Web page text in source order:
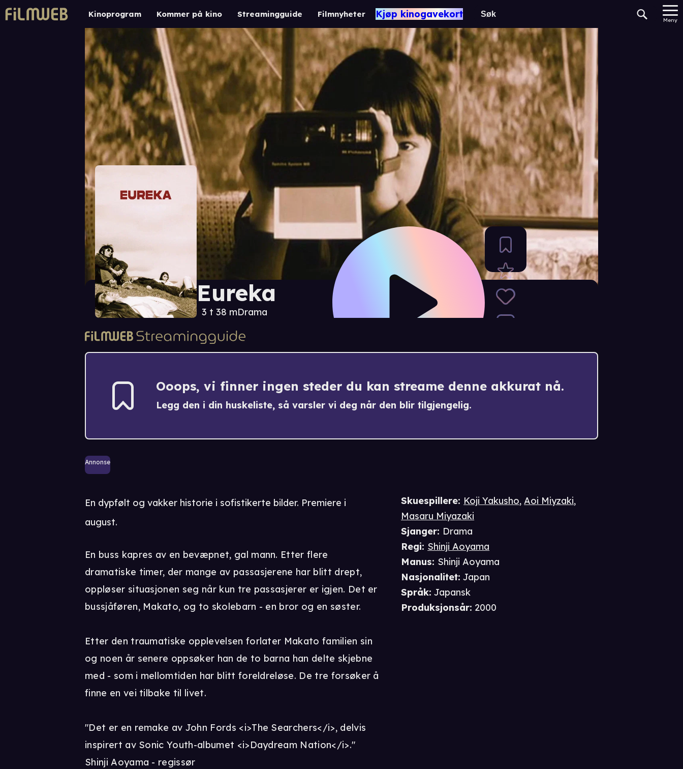
Kinoprogram Kommer på kino Streamingguide Filmnyheter Kjøp kinogavekort
Meny
Eureka
3 t 38 mDrama
Ooops, vi finner ingen steder du kan streame denne akkurat nå.
Legg den i din huskeliste, så varsler vi deg når den blir tilgjengelig.
Annonse
Skuespillere: Koji Yakusho,Aoi Miyzaki,
Masaru Miyazaki
Sjanger: Drama
Regi: Shinji Aoyama
Manus: Shinji Aoyama
Nasjonalitet: Japan
Språk: Japansk
Produksjonsår: 2000
En dypfølt og vakker historie i sofistikerte bilder. Premiere i
august.
En buss kapres av en bevæpnet, gal mann. Etter flere
dramatiske timer, der mange av passasjerene har blitt drept,
oppløser situasjonen seg når kun tre passasjerer er igjen. Det er
bussjåføren, Makato, og to skolebarn - en bror og en søster.
Etter den traumatiske opplevelsen forlater Makato familien sin
og noen år senere oppsøker han de to barna han delte skjebne
med - som i mellomtiden har blitt foreldreløse. De tre forsøker å
finne en vei tilbake til livet.
"Det er en remake av John Fords <i>The Searchers</i>, delvis
inspirert av Sonic Youth-albumet <i>Daydream Nation</i>."
Shinji Aoyama - regissør